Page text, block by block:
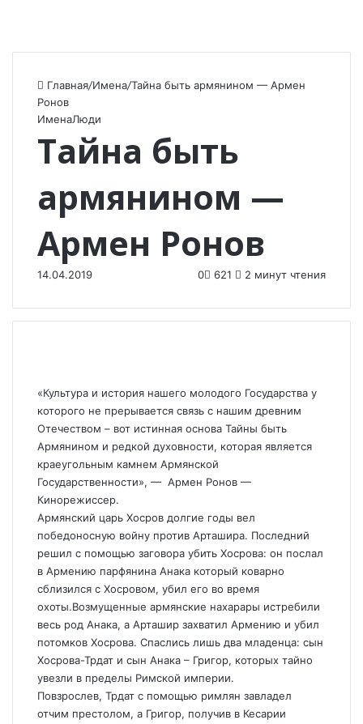
Главная/Имена/Тайна быть армянином — Армен
Ронов
ИменаЛюди
Тайна быть
армянином —
Армен Ронов
14.04.2019 0 621 2 минут чтения
«Культура и история нашего молодого Государства у
которого не прерывается связь с нашим древним
Отечеством – вот истинная основа Тайны быть
Армянином и редкой духовности, которая является
краеугольным камнем Армянской
Государственности», — Армен Ронов —
Кинорежиссер.
Армянский царь Хосров долгие годы вел
победоносную войну против Арташира. Последний
решил с помощью заговора убить Хосрова: он послал
в Армению парфянина Анака который коварно
сблизился с Хосровом, убил его во время
охоты.Возмущенные армянские нахарары истребили
весь род Анака, а Арташир захватил Армению и убил
потомков Хосрова. Спаслись лишь два младенца: сын
Хосрова-Трдат и сын Анака – Григор, которых тайно
увезли в пределы Римской империи.
Повзрослев, Трдат с помощью римлян завладел
отчим престолом, а Григор, получив в Кесарии